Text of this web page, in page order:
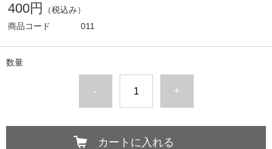
400円
（税込み）
商品コード
011
数量
- +
カートに入れる